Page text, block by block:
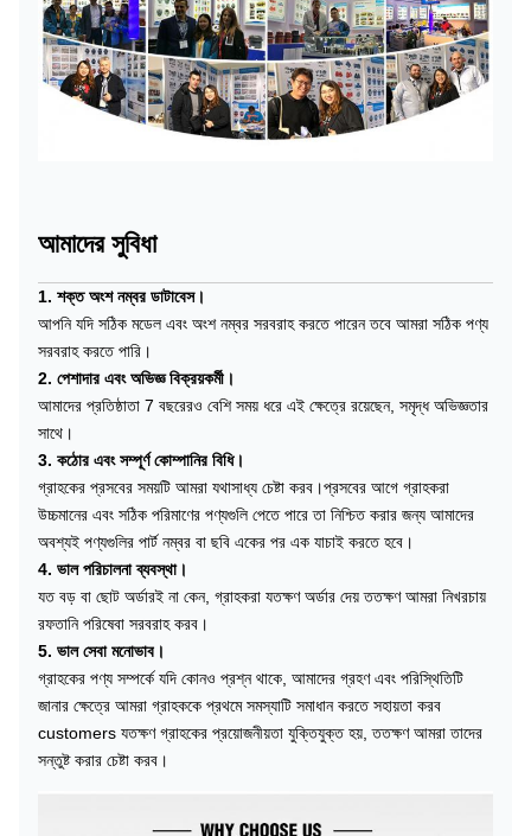
আমাদের সুবিধা
1. শক্ত অংশ নম্বর ডাটাবেস।
আপনি যদি সঠিক মডেল এবং অংশ নম্বর সরবরাহ করতে পারেন তবে আমরা সঠিক পণ্য
সরবরাহ করতে পারি।
2. পেশাদার এবং অভিজ্ঞ বিক্রয়কর্মী।
আমাদের প্রতিষ্ঠাতা 7 বছরেরও বেশি সময় ধরে এই ক্ষেত্রে রয়েছেন, সমৃদ্ধ অভিজ্ঞতার
সাথে।
3. কঠোর এবং সম্পূর্ণ কোম্পানির বিধি।
গ্রাহকের প্রসবের সময়টি আমরা যথাসাধ্য চেষ্টা করব।প্রসবের আগে গ্রাহকরা
উচ্চমানের এবং সঠিক পরিমাণের পণ্যগুলি পেতে পারে তা নিশ্চিত করার জন্য আমাদের
অবশ্যই পণ্যগুলির পার্ট নম্বর বা ছবি একের পর এক যাচাই করতে হবে।
4. ভাল পরিচালনা ব্যবস্থা।
যত বড় বা ছোট অর্ডারই না কেন, গ্রাহকরা যতক্ষণ অর্ডার দেয় ততক্ষণ আমরা নিখরচায়
রফতানি পরিষেবা সরবরাহ করব।
5. ভাল সেবা মনোভাব।
গ্রাহকের পণ্য সম্পর্কে যদি কোনও প্রশ্ন থাকে, আমাদের গ্রহণ এবং পরিস্থিতিটি
জানার ক্ষেত্রে আমরা গ্রাহককে প্রথমে সমস্যাটি সমাধান করতে সহায়তা করব
customers যতক্ষণ গ্রাহকের প্রয়োজনীয়তা যুক্তিযুক্ত হয়, ততক্ষণ আমরা তাদের
সন্তুষ্ট করার চেষ্টা করব।